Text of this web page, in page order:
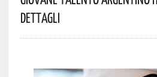
Dettagli